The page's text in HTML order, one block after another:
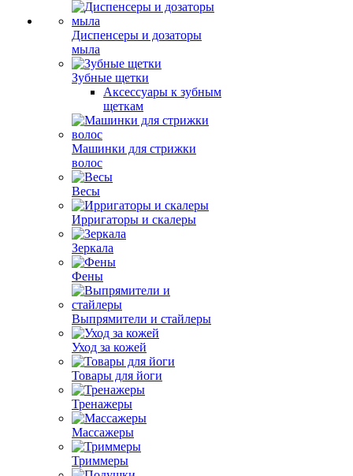
Диспенсеры и дозаторы
мыла
Зубные щетки
Аксессуары к зубным
щеткам
Машинки для стрижки
волос
Весы
Ирригаторы и скалеры
Зеркала
Фены
Выпрямители и стайлеры
Уход за кожей
Товары для йоги
Тренажеры
Массажеры
Триммеры